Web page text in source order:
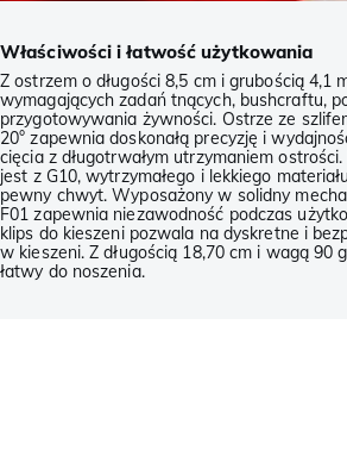
Właściwości i łatwość użytkowania
Z ostrzem o długości 8,5 cm i grubością 4,1
wymagających zadań tnących, bushcraftu,
przygotowywania żywności. Ostrze ze
20° zapewnia doskonałą precyzję i
cięcia z długotrwałym utrzymaniem
jest z G10, wytrzymałego i lekkiego
pewny chwyt. Wyposażony w solidny
F01 zapewnia niezawodność podczas
klips do kieszeni pozwala na dyskretne i
w kieszeni. Z długością 18,70 cm i wagą 90
łatwy do noszenia.